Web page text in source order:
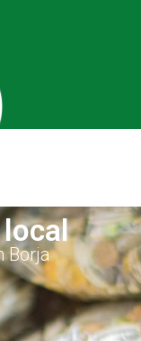
Borja